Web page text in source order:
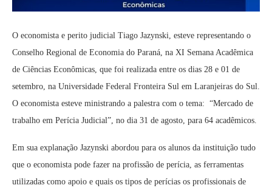
O economista e perito judicial Tiago Jazynski, esteve representando o
Conselho Regional de Economia do Paraná, na XI Semana Acadêmica
de Ciências Econômicas, que foi realizada entre os dias 28 e 01 de
setembro, na Universidade Federal Fronteira Sul em Laranjeiras do Sul.
O economista esteve ministrando a palestra com o tema: “Mercado de
trabalho em Perícia Judicial”, no dia 31 de agosto, para 64 acadêmicos.
Em sua explanação Jazynski abordou para os alunos da instituição tudo
que o economista pode fazer na profissão de perícia, as ferramentas
utilizadas como apoio e quais os tipos de perícias os profissionais de